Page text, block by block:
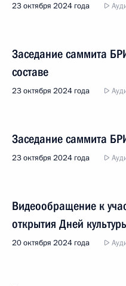
23 октября 2024 года
Заседание саммита
составе
23 октября 2024 года
Заседание саммита
23 октября 2024 года
Видеообращение к
открытия Дней
20 октября 2024 года